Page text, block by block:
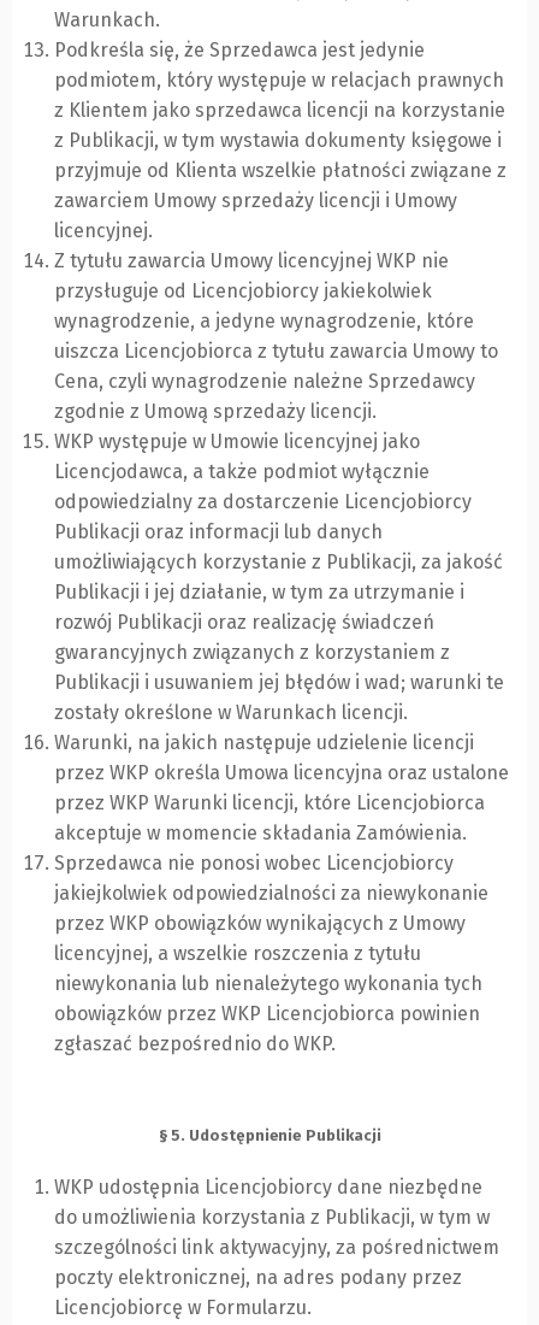
Warunkach.
Podkreśla się, że Sprzedawca jest jedynie
podmiotem, który występuje w relacjach prawnych
z Klientem jako sprzedawca licencji na korzystanie
z Publikacji, w tym wystawia dokumenty księgowe i
przyjmuje od Klienta wszelkie płatności związane z
zawarciem Umowy sprzedaży licencji i Umowy
licencyjnej.
Z tytułu zawarcia Umowy licencyjnej WKP nie
przysługuje od Licencjobiorcy jakiekolwiek
wynagrodzenie, a jedyne wynagrodzenie, które
uiszcza Licencjobiorca z tytułu zawarcia Umowy to
Cena, czyli wynagrodzenie należne Sprzedawcy
zgodnie z Umową sprzedaży licencji.
WKP występuje w Umowie licencyjnej jako
Licencjodawca, a także podmiot wyłącznie
odpowiedzialny za dostarczenie Licencjobiorcy
Publikacji oraz informacji lub danych
umożliwiających korzystanie z Publikacji, za jakość
Publikacji i jej działanie, w tym za utrzymanie i
rozwój Publikacji oraz realizację świadczeń
gwarancyjnych związanych z korzystaniem z
Publikacji i usuwaniem jej błędów i wad; warunki te
zostały określone w Warunkach licencji.
Warunki, na jakich następuje udzielenie licencji
przez WKP określa Umowa licencyjna oraz ustalone
przez WKP Warunki licencji, które Licencjobiorca
akceptuje w momencie składania Zamówienia.
Sprzedawca nie ponosi wobec Licencjobiorcy
jakiejkolwiek odpowiedzialności za niewykonanie
przez WKP obowiązków wynikających z Umowy
licencyjnej, a wszelkie roszczenia z tytułu
niewykonania lub nienależytego wykonania tych
obowiązków przez WKP Licencjobiorca powinien
zgłaszać bezpośrednio do WKP.
§ 5. Udostępnienie Publikacji
WKP udostępnia Licencjobiorcy dane niezbędne
do umożliwienia korzystania z Publikacji, w tym w
szczególności link aktywacyjny, za pośrednictwem
poczty elektronicznej, na adres podany przez
Licencjobiorcę w Formularzu.